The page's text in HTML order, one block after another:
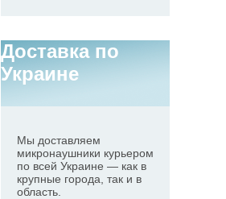
Доставка по
Украине
Мы доставляем
микронаушники курьером
по всей Украине — как в
крупные города, так и в
область.